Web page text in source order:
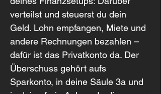
verteilst und steuerst du dein
Geld. Lohn empfangen, Miete und
andere Rechnungen bezahlen –
dafür ist das Privatkonto da. Der
Überschuss gehört aufs
Sparkonto, in deine Säule 3a und